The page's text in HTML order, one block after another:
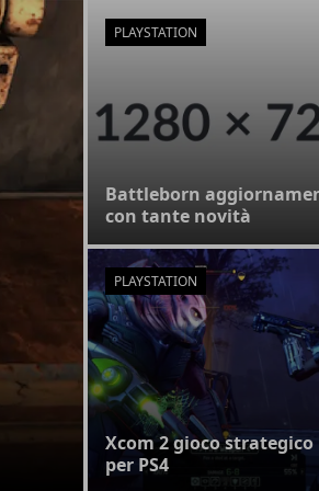
PLAYSTATION
Battleborn
con tante novità
PLAYSTATION
Xcom 2 gioco strategico
per PS4